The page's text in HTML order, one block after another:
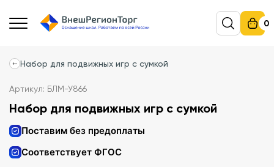
0
Набор для подвижных игр с сумкой
Артикул: БЛМ-У866
Набор для подвижных игр с сумкой
Поставим без предоплаты
Соответствует ФГОС